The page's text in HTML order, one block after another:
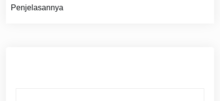
Penjelasannya